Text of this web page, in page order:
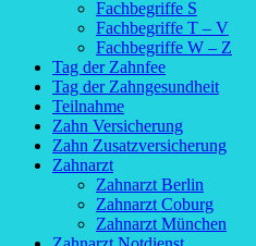
Fachbegriffe S
Fachbegriffe T – V
Fachbegriffe W – Z
Tag der Zahnfee
Tag der Zahngesundheit
Teilnahme
Zahn Versicherung
Zahn Zusatzversicherung
Zahnarzt
Zahnarzt Berlin
Zahnarzt Coburg
Zahnarzt München